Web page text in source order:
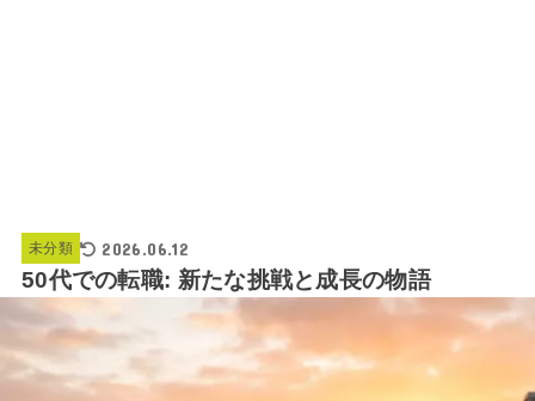
未分類 2026.06.12
50代での転職: 新たな挑戦と成長の物語